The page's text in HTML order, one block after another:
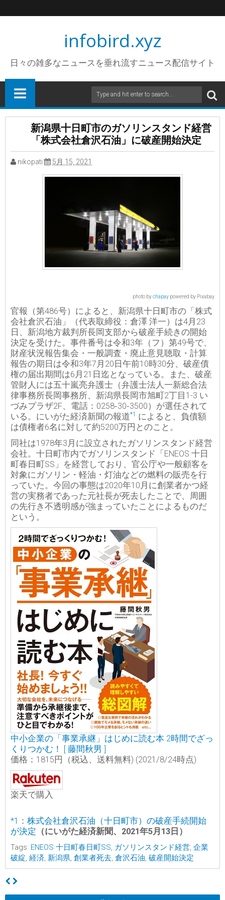
infobird.xyz
日々の雑多なニュースを垂れ流すニュース配信サイト
新潟県十日町市のガソリンスタンド経営
「株式会社倉沢石油」に破産開始決定
nikopati 5月 15, 2021
photo bychapay powered by Pixabay
官報（第486号）によると、新潟県十日町市の「株式
会社倉沢石油」（代表取締役：倉澤 洋一）は4月23
日、新潟地方裁判所長岡支部から破産手続きの開始
決定を受けた。事件番号は令和3年（フ）第49号で、
財産状況報告集会・一般調査・廃止意見聴取・計算
報告の期日は令和3年7月20日午前10時30分、破産債
権の届出期間は6月21日迄となっている。また、破産
管財人には五十嵐亮弁護士（弁護士法人一新総合法
律事務所長岡事務所、新潟県長岡市旭町2丁目1-3 い
づみプラザ2F、電話：0258‐30‐3500）が選任されて
いる。にいがた経済新聞の報道*1 によると、負債額
は債権者6名に対して約5200万円とのこと。
同社は1978年3月に設立されたガソリンスタンド経営
会社。十日町市内でガソリンスタンド「ENEOS 十日
町春日町SS」を経営しており、官公庁や一般顧客を
対象にガソリン・軽油・灯油などの燃料の販売を行
っていた。今回の事態は2020年10月に創業者かつ経
営の実務者であった元社長が死去したことで、周囲
の先行き不透明感が強まっていたことによるものだ
という。
中小企業の「事業承継」はじめに読む本 2時間でざっ
くりつかむ！ [ 藤間秋男 ]
価格：1815円（税込、送料無料) (2021/8/24時点)
楽天で購入
*1 ： 株式会社倉沢石油（十日町市）の破産手続開始
が決定
（にいがた経済新聞、2021年5月13日）
Tags: ENEOS 十日町春日町SS ガソリンスタンド経営 企業
破綻 経済 新潟県 創業者死去 倉沢石油 破産開始決定